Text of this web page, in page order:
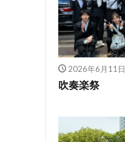
2026年6月11日
吹奏楽祭